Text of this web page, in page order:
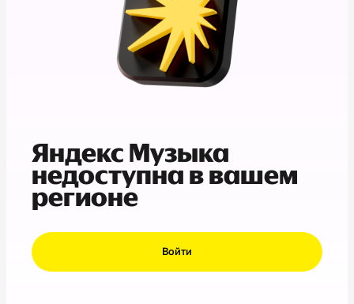
Яндекс Музыка
недоступна в вашем
регионе
Войти